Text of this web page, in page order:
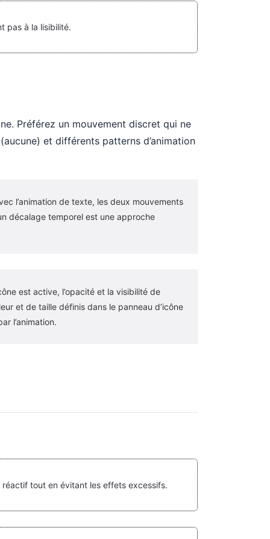
pas à la lisibilité.
Préférez un mouvement discret qui ne
(aucune) et différents patterns d’animation
l’animation de texte, les deux mouvements
décalage temporel est une approche
est active, l’opacité et la visibilité de
et de taille définis dans le panneau d’icône
l’animation.
réactif tout en évitant les effets excessifs.